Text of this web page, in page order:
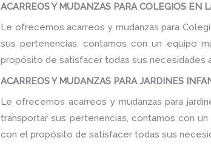
ACARREOS Y MUDANZAS PARA COLEGIOS EN
Le ofrecemos acarreos y mudanzas para
sus pertenencias, contamos con un equipo
propósito de satisfacer todas sus necesidades
ACARREOS Y MUDANZAS PARA JARDINES
Le ofrecemos acarreos y mudanzas para
transportar sus pertenencias, contamos con
con el propósito de satisfacer todas sus